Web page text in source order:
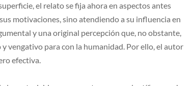
el relato se fija ahora en aspectos antes
motivaciones, sino atendiendo a su influencia en
y una original percepción que, no obstante,
vengativo para con la humanidad. Por ello, el autor
efectiva.